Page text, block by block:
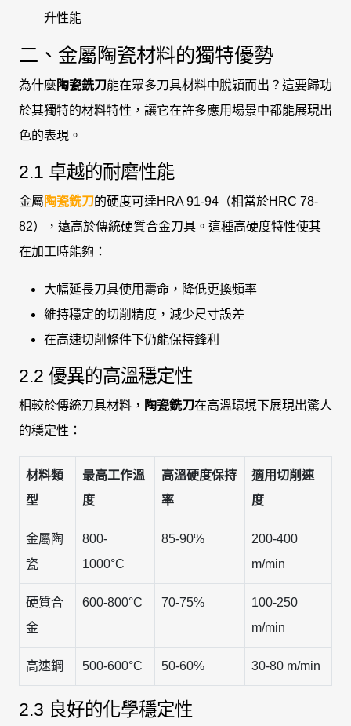
升性能
二、金屬陶瓷材料的獨特優勢
為什麼陶瓷銑刀能在眾多刀具材料中脫穎而出？這要歸功
於其獨特的材料特性，讓它在許多應用場景中都能展現出
色的表現。
2.1 卓越的耐磨性能
金屬陶瓷銑刀的硬度可達HRA 91-94（相當於HRC 78-
82），遠高於傳統硬質合金刀具。這種高硬度特性使其
在加工時能夠：
大幅延長刀具使用壽命，降低更換頻率
維持穩定的切削精度，減少尺寸誤差
在高速切削條件下仍能保持鋒利
2.2 優異的高溫穩定性
相較於傳統刀具材料， 陶瓷銑刀在高溫環境下展現出驚人
的穩定性：
材料類
型
最高工作溫
度
高溫硬度保持
率
適用切削速
度
金屬陶
瓷
800-
1000°C
85-90%
200-400
m/min
硬質合
金
600-800°C 70-75%
100-250
m/min
高速鋼 500-600°C 50-60% 30-80 m/min
2.3 良好的化學穩定性